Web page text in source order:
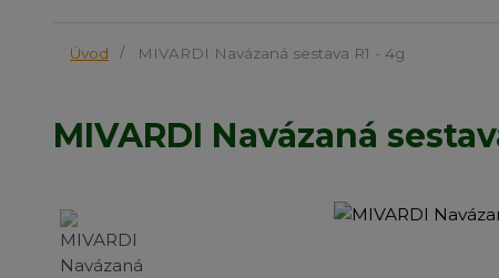
Úvod MIVARDI Navázaná sestava R1 - 4g
MIVARDI Navázaná